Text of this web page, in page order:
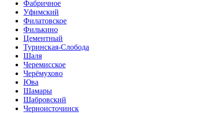
Фабричное
Уфимский
Филатовское
Филькино
Цементный
Туринская-Слобода
Шаля
Черемисское
Черёмухово
Юва
Шамары
Шабровский
Черноисточинск